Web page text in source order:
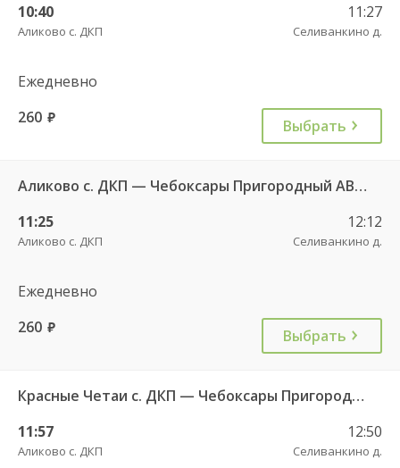
10:40
Аликово с. ДКП
11:27
Селиванкино д.
Ежедневно
260 руб. Выбрать
Аликово с. ДКП — Чебоксары Пригородный АВ 520
11:25
Аликово с. ДКП
12:12
Селиванкино д.
Ежедневно
260 руб. Выбрать
Красные Четаи с. ДКП — Чебоксары Пригородный АВ ч/з Аликово с. ДКП 753
11:57
Аликово с. ДКП
12:50
Селиванкино д.